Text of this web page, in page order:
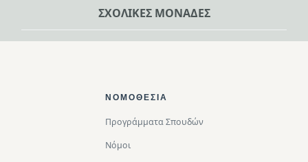
ΣΧΟΛΙΚΕΣ ΜΟΝΑΔΕΣ
ΝΟΜΟΘΕΣΊΑ
Προγράμματα Σπουδών
Νόμοι